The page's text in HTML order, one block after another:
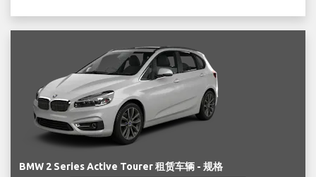
BMW 2 Series Active Tourer 租赁车辆 - 规格